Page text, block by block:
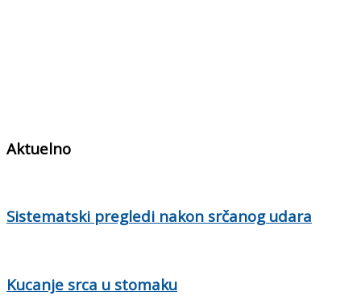
Aktuelno
Sistematski pregledi nakon srčanog udara
Kucanje srca u stomaku